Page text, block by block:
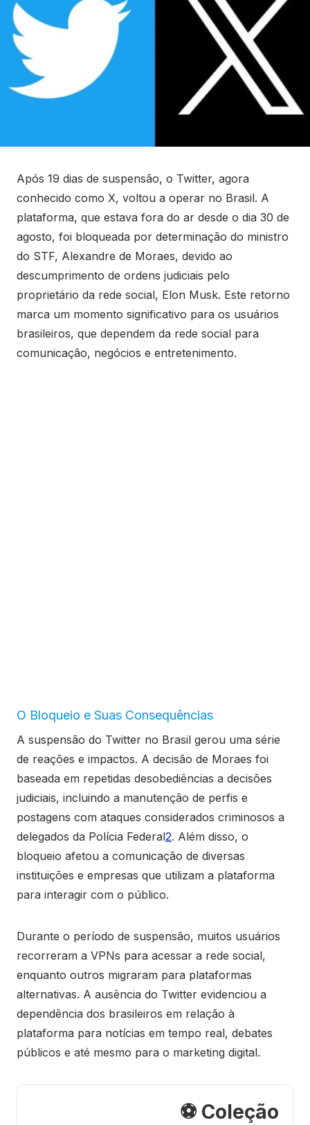
Após 19 dias de suspensão, o Twitter, agora
conhecido como X, voltou a operar no Brasil. A
plataforma, que estava fora do ar desde o dia 30 de
agosto, foi bloqueada por determinação do ministro
do STF, Alexandre de Moraes, devido ao
descumprimento de ordens judiciais pelo
proprietário da rede social, Elon Musk. Este retorno
marca um momento significativo para os usuários
brasileiros, que dependem da rede social para
comunicação, negócios e entretenimento.
O Bloqueio e Suas Consequências
A suspensão do Twitter no Brasil gerou uma série
de reações e impactos. A decisão de Moraes foi
baseada em repetidas desobediências a decisões
judiciais, incluindo a manutenção de perfis e
postagens com ataques considerados criminosos a
delegados da Polícia Federal2. Além disso, o
bloqueio afetou a comunicação de diversas
instituições e empresas que utilizam a plataforma
para interagir com o público.
Durante o período de suspensão, muitos usuários
recorreram a VPNs para acessar a rede social,
enquanto outros migraram para plataformas
alternativas. A ausência do Twitter evidenciou a
dependência dos brasileiros em relação à
plataforma para notícias em tempo real, debates
públicos e até mesmo para o marketing digital.
⚽ Coleção